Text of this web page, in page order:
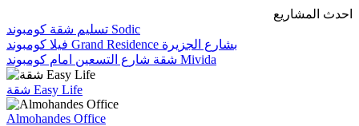
Skip
احدث المشاريع
تسليم شقة كومبوند Sodic
فيلا كومبوند Grand Residence بشارع الجزيرة
شقة شارع التسعين امام كومبوند Mivida
شقة Easy Life
Almohandes Office